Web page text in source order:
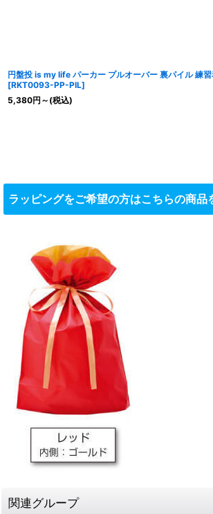
円盤投 is my life パーカー プルオーバー 裏パイル 練
[RKT0093-PP-PIL]
5,380円 ～ (税込)
ラッピングをご希望の方はこちらの商品
関連グループ